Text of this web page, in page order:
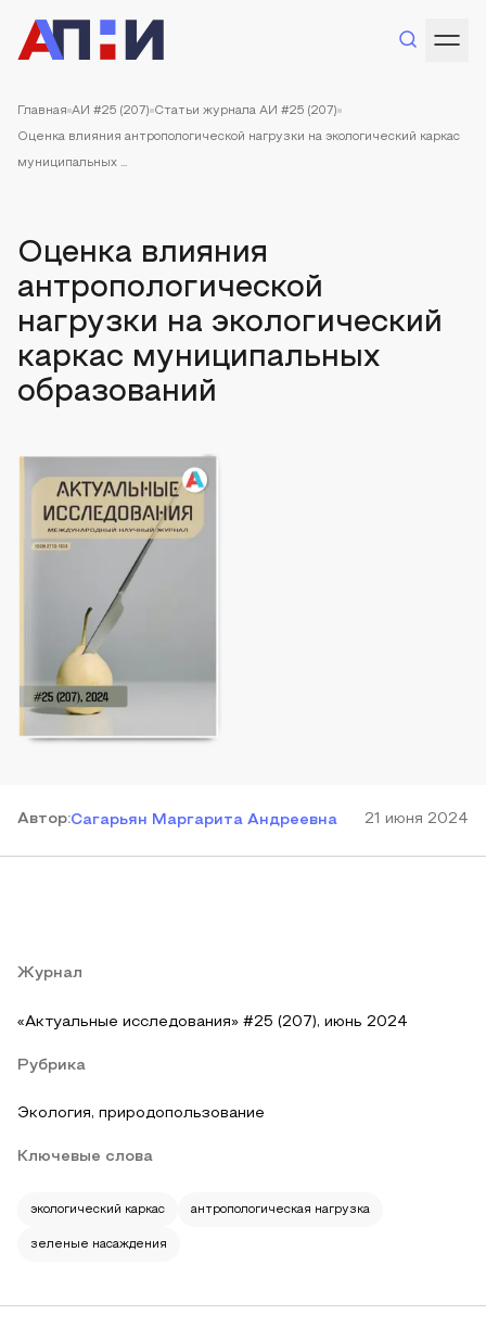
Главная АИ #25 (207) Статьи журнала АИ #25 (207)
Оценка влияния антропологической нагрузки на экологический каркас
муниципальных ...
Оценка влияния
антропологической
нагрузки на экологический
каркас муниципальных
образований
Автор:Сагарьян Маргарита Андреевна 21 июня 2024
Журнал
«Актуальные исследования» #25 (207), июнь 2024
Рубрика
Экология, природопользование
Ключевые слова
экологический каркас антропологическая нагрузка
зеленые насаждения